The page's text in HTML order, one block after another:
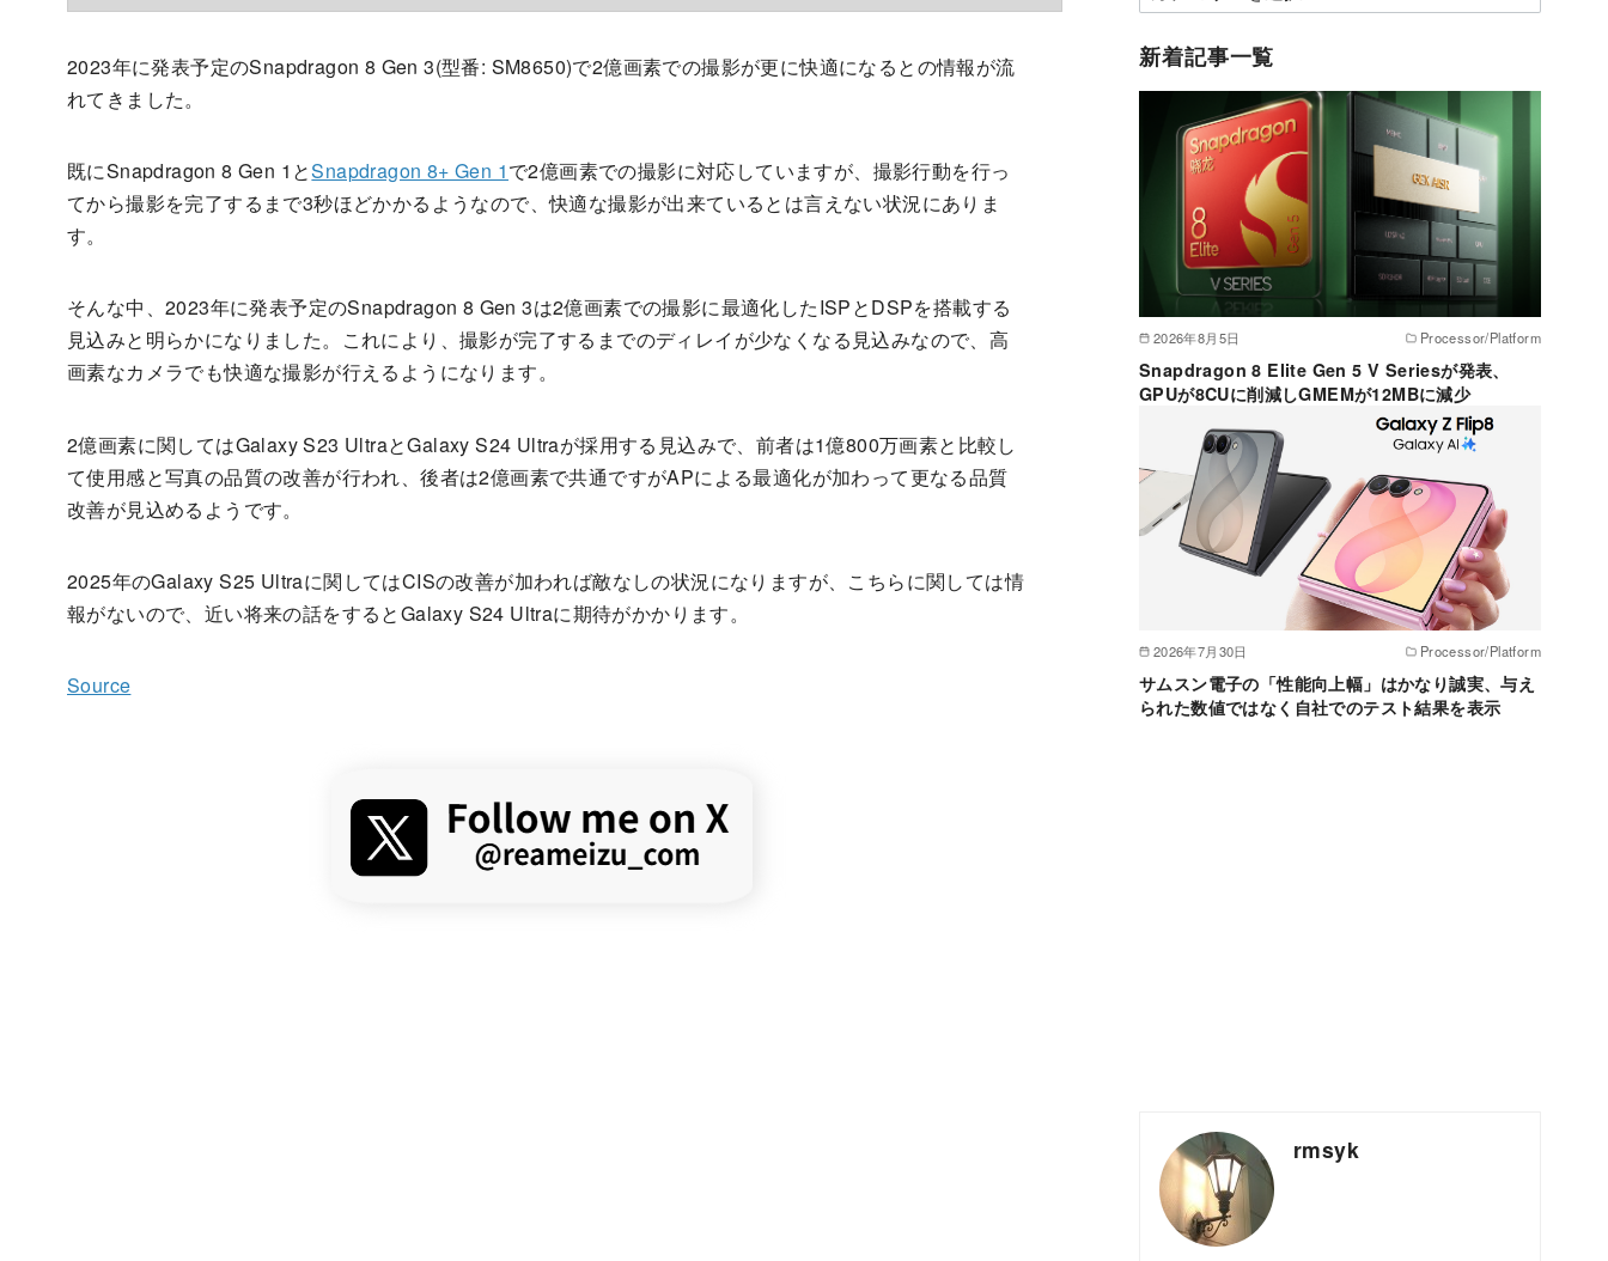
2023年に発表予定のSnapdragon 8 Gen 3(型番: SM8650)で2億画素での撮影が更に快適になるとの情報が流
れてきました。
既にSnapdragon 8 Gen 1とSnapdragon 8+ Gen 1で2億画素での撮影に対応していますが、撮影行動を行っ
てから撮影を完了するまで3秒ほどかかるようなので、快適な撮影が出来ているとは言えない状況にありま
す。
そんな中、2023年に発表予定のSnapdragon 8 Gen 3は2億画素での撮影に最適化したISPとDSPを搭載する
見込みと明らかになりました。これにより、撮影が完了するまでのディレイが少なくなる見込みなので、高
画素なカメラでも快適な撮影が行えるようになります。
2億画素に関してはGalaxy S23 UltraとGalaxy S24 Ultraが採用する見込みで、前者は1億800万画素と比較し
て使用感と写真の品質の改善が行われ、後者は2億画素で共通ですがAPによる最適化が加わって更なる品質
改善が見込めるようです。
2025年のGalaxy S25 Ultraに関してはCISの改善が加われば敵なしの状況になりますが、こちらに関しては情
報がないので、近い将来の話をするとGalaxy S24 Ultraに期待がかかります。
Source
テ
ゴ
新着記事一覧
2026年8月5日 Processor/Platform
Snapdragon 8 Elite Gen 5 V Seriesが発表、
GPUが8CUに削減しGMEMが12MBに減少
2026年7月30日 Processor/Platform
サムスン電子の「性能向上幅」はかなり誠実、与え
られた数値ではなく自社でのテスト結果を表示
rmsyk